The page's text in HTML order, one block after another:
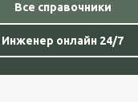
Все справочники
Инженер онлайн 24/7